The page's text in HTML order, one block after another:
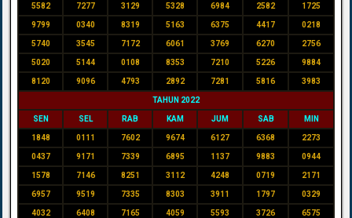
5582 7277 3129 5328 6984 2582 1725
9799 0340 8319 5163 6375 4417 0218
5740 3545 7172 6061 3769 6270 2756
5020 5144 0108 8353 7210 5226 9884
8120 9096 4793 2892 7281 5816 3983
TAHUN 2022
SEN SEL RAB KAM JUM SAB MIN
1848 0111 7602 9674 6127 6368 2273
0437 9171 7339 6895 1137 9883 0944
1578 7146 8251 3112 4248 0719 2171
6957 9519 7335 8303 3911 1797 0329
4032 6408 7165 4059 5593 3726 6575